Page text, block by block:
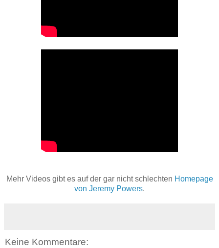
Mehr Videos gibt es auf der gar nicht schlechten Homepage
von Jeremy Powers.
Keine Kommentare: